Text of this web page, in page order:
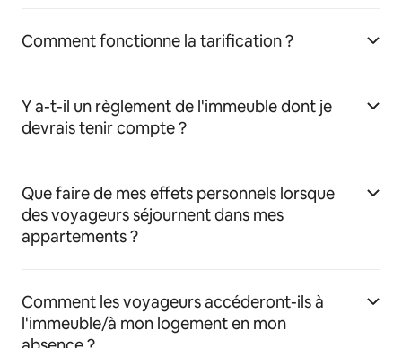
Comment fonctionne la tarification ?
Y a-t-il un règlement de l'immeuble dont je
devrais tenir compte ?
Que faire de mes effets personnels lorsque
des voyageurs séjournent dans mes
appartements ?
Comment les voyageurs accéderont-ils à
l'immeuble/à mon logement en mon